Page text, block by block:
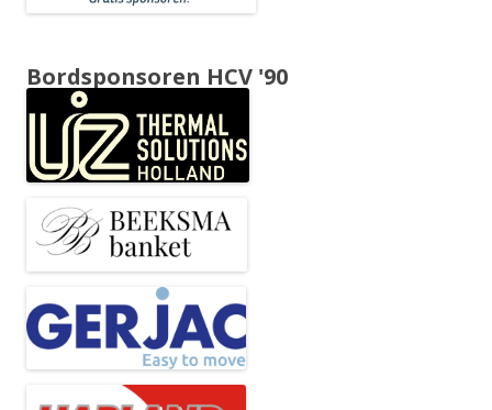
Bordsponsoren HCV '90